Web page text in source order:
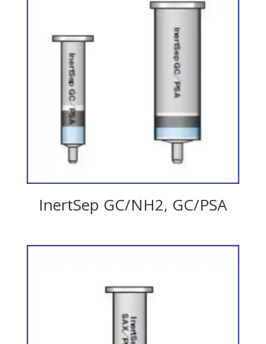
InertSep GC/NH2, GC/PSA